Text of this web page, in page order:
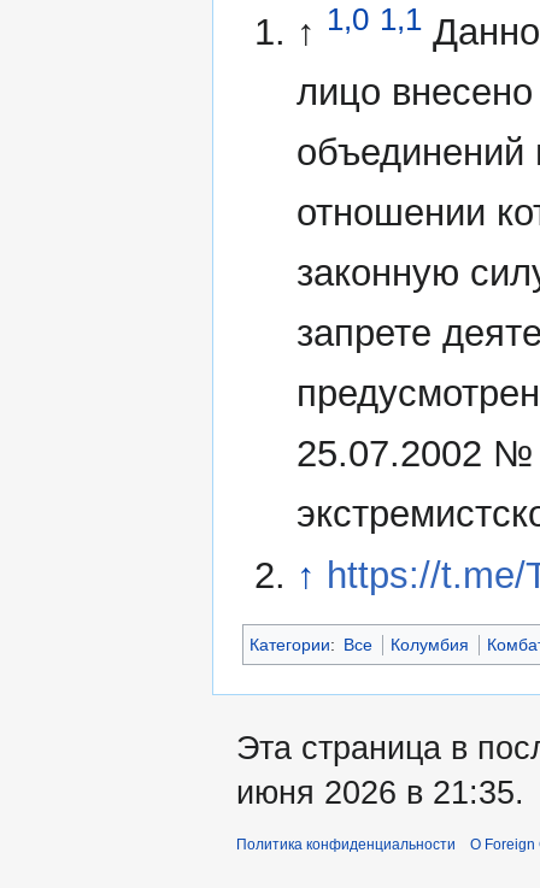
↑ 1,0 1,1
лицо
объединений
отношении
законную
запрете
25.07.2002 №
↑ https://t.me/
Категории: Все Колумбия
Эта страница в
июня 2026 в 21:35.
Политика конфиденциальности О Foreign